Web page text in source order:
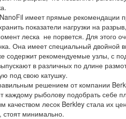
имеет прямые рекомендации
показатели нагрузки на
леска не порвется. Для этого
Она имеет специальный двойной
содержит рекомендуемые узлы, с
в различных по длине
под свою катушку.
решением от компании
каждому рыболову подобрать себе
качеством лесок Berkley стала их
стоят минимально.